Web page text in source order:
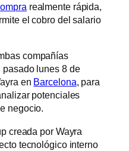
realmente rápida,
el cobro del salario
compañías
lunes 8 de
en Barcelona, para
potenciales
negocio.
creada por Wayra
tecnológico interno